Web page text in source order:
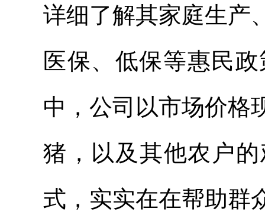
详细了解其家庭生产
医保、低保等惠民
中，公司以市场价格
猪，以及其他农户
式，实实在在帮助群